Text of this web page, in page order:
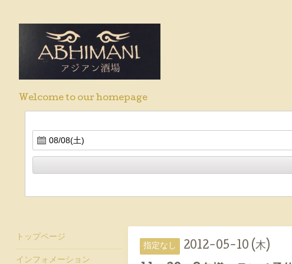
Welcome to our homepage
指定なし 2012-05-10 (木)
トップページ
インフォメーション